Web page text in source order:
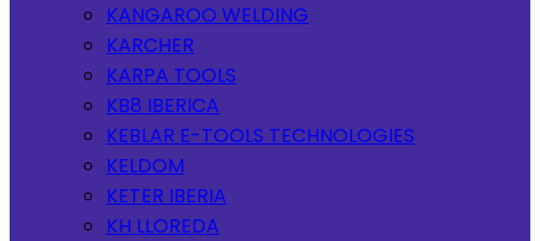
KANGAROO WELDING
KARCHER
KARPA TOOLS
KB8 IBERICA
KEBLAR E-TOOLS TECHNOLOGIES
KELDOM
KETER IBERIA
KH LLOREDA